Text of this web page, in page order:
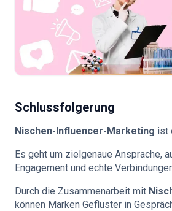
Schlussfolgerung
Nischen-Influencer-Marketing ist
Es geht um zielgenaue Ansprache,
Engagement und echte
Durch die Zusammenarbeit mit
können Marken Geflüster in